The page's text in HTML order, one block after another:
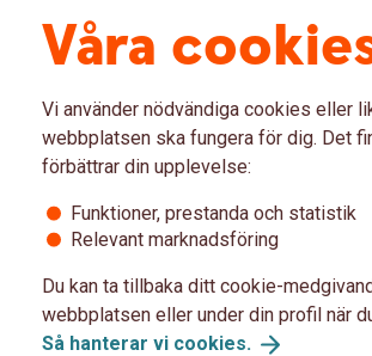
i sparandet
det första sparandet du bör spara
du kan ta av om något oförutsett
byta ut ett kylskåp eller skaffa
på ungefär två månadslöner efter
få tillgång till snabbt, och ska därför inte ha
av kraftiga svängningar på börsen.
sparandet.
Våra
Vi använder nödvändiga cookies eller
webbplatsen ska fungera för dig. Det
förbättrar din upplevelse:
Funktioner, prestanda och statistik
Relevant marknadsföring
Du kan ta tillbaka ditt cookie-
webbplatsen eller under din profil när
Så hanterar vi cookies.